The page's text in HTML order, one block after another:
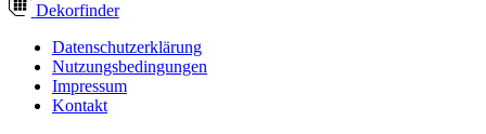
Dekorfinder
Datenschutzerklärung
Nutzungsbedingungen
Impressum
Kontakt